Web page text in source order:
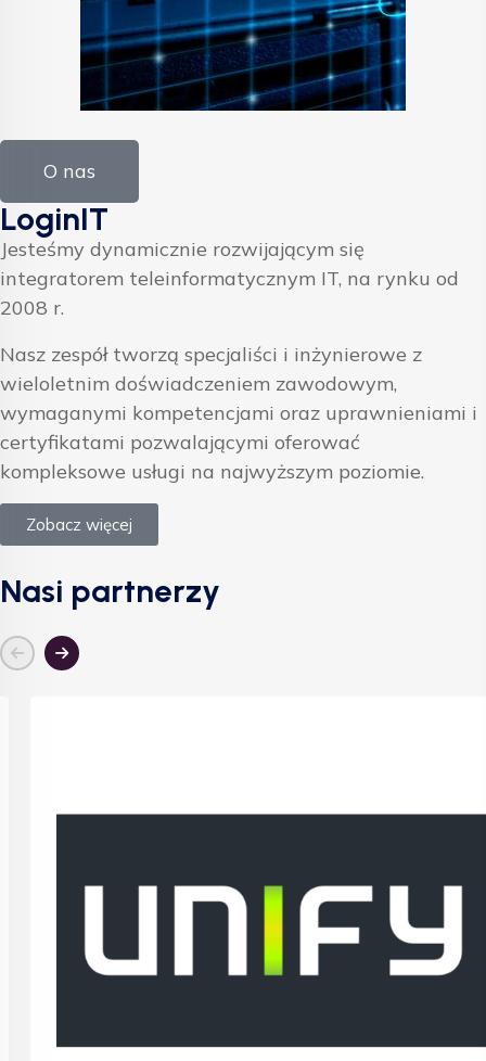
O nas
LoginIT
Jesteśmy dynamicznie rozwijającym się
integratorem teleinformatycznym IT, na rynku od
2008 r.
Nasz zespół tworzą specjaliści i inżynierowe z
wieloletnim doświadczeniem zawodowym,
wymaganymi kompetencjami oraz uprawnieniami i
certyfikatami pozwalającymi oferować
kompleksowe usługi na najwyższym poziomie.
Zobacz więcej
Nasi partnerzy